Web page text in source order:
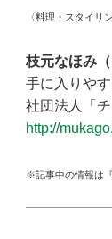
〈料理・スタイ
枝元なほみ
手に入りや
社団法人「
http://
※記事中の情報は